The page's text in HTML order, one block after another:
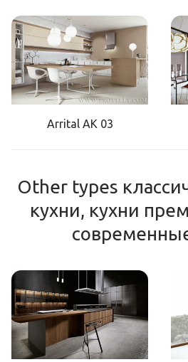
Arrital AK 03
Other types
кухни, кухни